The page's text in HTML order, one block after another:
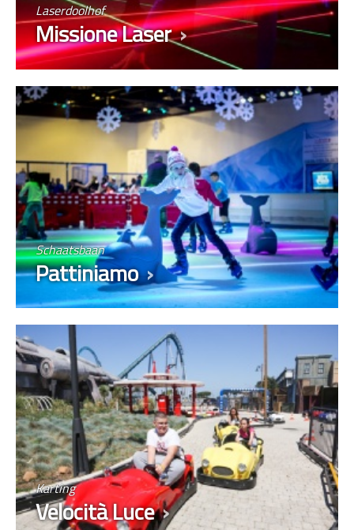
Laserdoolhof
Missione Laser
Schaatsbaan
Pattiniamo
Karting
Velocità Luce